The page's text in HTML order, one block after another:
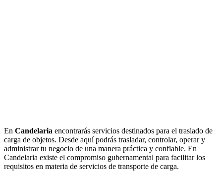
En Candelaria encontrarás servicios destinados para el traslado de
carga de objetos. Desde aquí podrás trasladar, controlar, operar y
administrar tu negocio de una manera práctica y confiable. En
Candelaria existe el compromiso gubernamental para facilitar los
requisitos en materia de servicios de transporte de carga.